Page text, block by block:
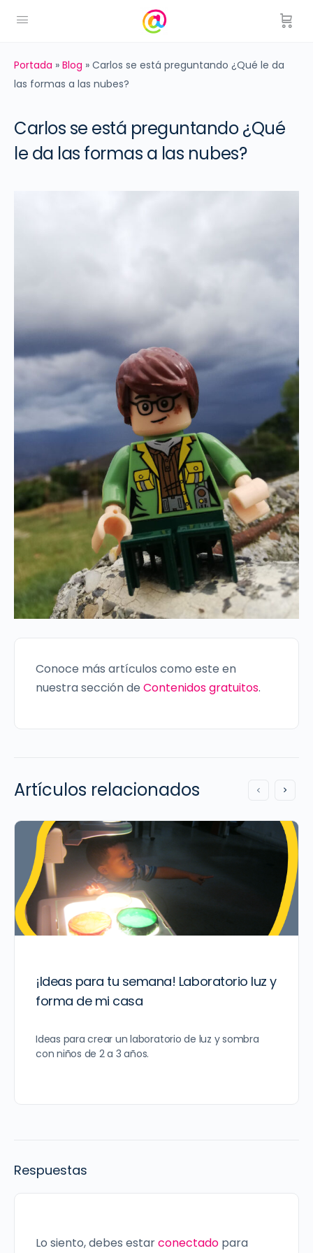
Portada » Blog » Carlos se está preguntando ¿Qué le da
las formas a las nubes?
Carlos se está preguntando ¿Qué
le da las formas a las nubes?
Conoce más artículos como este en
nuestra sección de Contenidos gratuitos.
Artículos relacionados
¡Ideas para tu semana! Laboratorio luz y
forma de mi casa
Ideas para crear un laboratorio de luz y sombra
con niños de 2 a 3 años.
Respuestas
Lo siento, debes estarconectado para